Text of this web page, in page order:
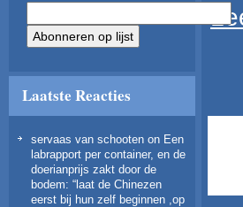
Laatste Reacties
servaas van schooten on Een
labrapport per container, en de
doerianprijs zakt door de
bodem: “ laat de Chinezen
eerst bij hun zelf beginnen ,op